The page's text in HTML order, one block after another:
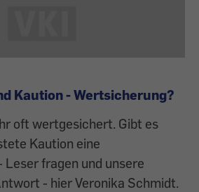
Kaution - Wertsicherung?
oft wertgesichert. Gibt es
Kaution eine
fragen und unsere
- hier Veronika Schmidt.